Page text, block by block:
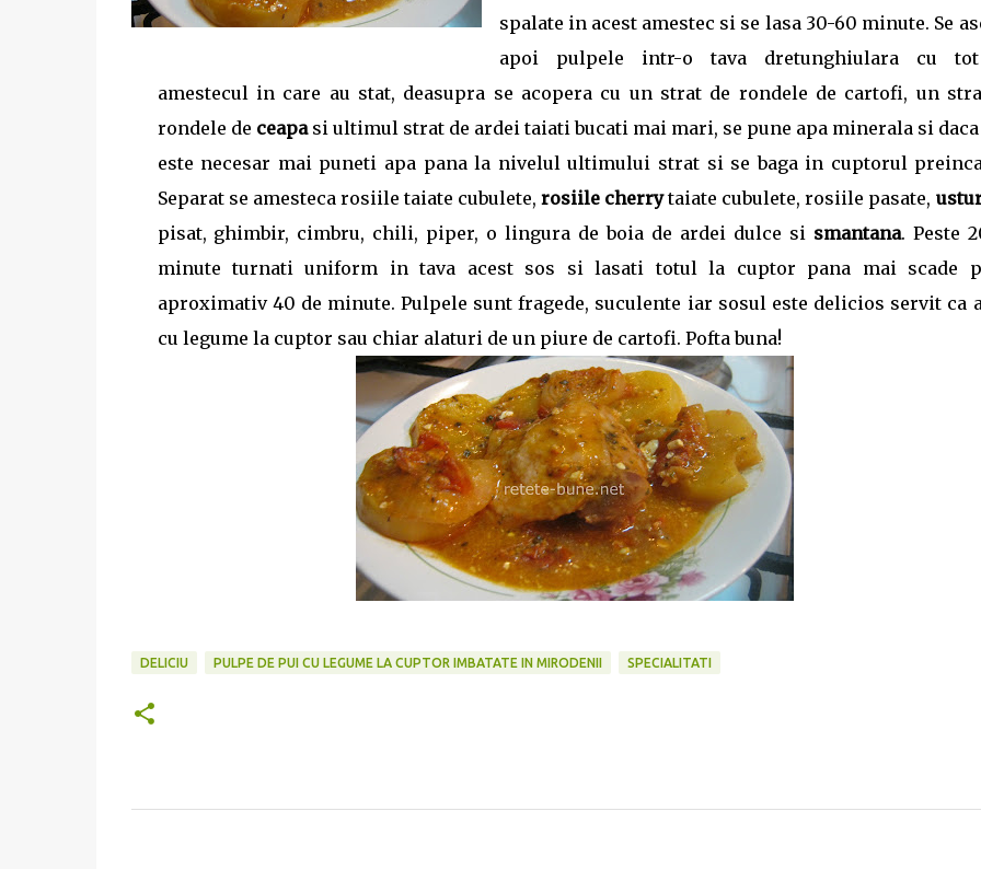
spalate in acest amestec si se lasa 30-60 minute. Se
apoi pulpele intr-o tava dretunghiulara cu
amestecul in care au stat, deasupra se acopera cu un strat de rondele de cartofi, un
rondele de ceapasi ultimul strat de ardei taiati bucati mai mari, se pune apa minerala si
este necesar mai puneti apa pana la nivelul ultimului strat si se baga in cuptorul
Separat se amesteca rosiile taiate cubulete, rosiile cherrytaiate cubulete, rosiile pasate,
pisat, ghimbir, cimbru, chili, piper, o lingura de boia de ardei dulce si smantana. Peste
minute turnati uniform in tava acest sos si lasati totul la cuptor pana mai scade
aproximativ 40 de minute. Pulpele sunt fragede, suculente iar sosul este delicios servit ca
cu legume la cuptor sau chiar alaturi de un piure de cartofi. Pofta buna!
DELICIU PULPE DE PUI CU LEGUME LA CUPTOR IMBATATE IN MIRODENII SPECIALITATI